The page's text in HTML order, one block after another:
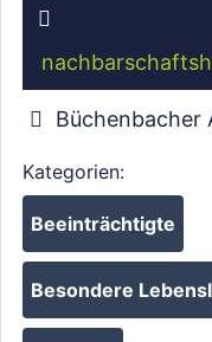
Büchenbacher
Kategorien:
Beeinträchtigte
Besondere